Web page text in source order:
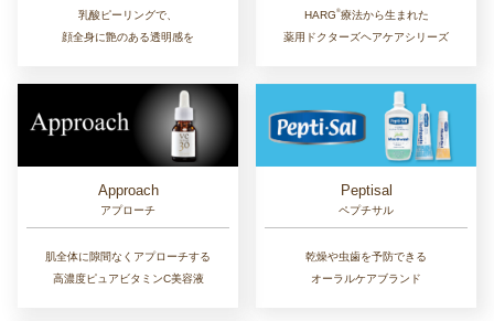
乳酸ピーリングで、
顔全身に艶のある透明感を
HARG®︎療法から生まれた
薬用ドクターズヘアケアシリーズ
Approach
アプローチ
肌全体に隙間なくアプローチする
高濃度ピュアビタミンC美容液
Peptisal
ペプチサル
乾燥や虫歯を予防できる
オーラルケアブランド